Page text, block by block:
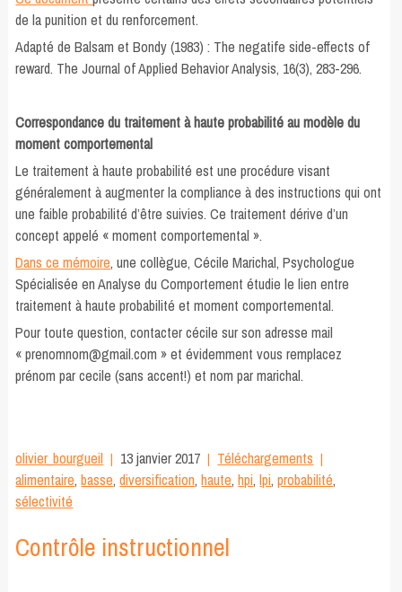
de la punition et du renforcement.
Adapté de Balsam et Bondy (1983) : The negatife side-effects of
reward. The Journal of Applied Behavior Analysis, 16(3), 283-296.
Correspondance du traitement à haute probabilité au modèle du
moment comportemental
Le traitement à haute probabilité est une procédure visant
généralement à augmenter la compliance à des instructions qui ont
une faible probabilité d’être suivies. Ce traitement dérive d’un
concept appelé « moment comportemental ».
Dans ce mémoire, une collègue, Cécile Marichal, Psychologue
Spécialisée en Analyse du Comportement étudie le lien entre
traitement à haute probabilité et moment comportemental.
Pour toute question, contacter cécile sur son adresse mail
« prenomnom@gmail.com » et évidemment vous remplacez
prénom par cecile (sans accent!) et nom par marichal.
olivier_bourgueil 13 janvier 2017
Téléchargements
alimentaire,basse,diversification,haute,hpi,lpi,probabilité,
sélectivité
Contrôle instructionnel